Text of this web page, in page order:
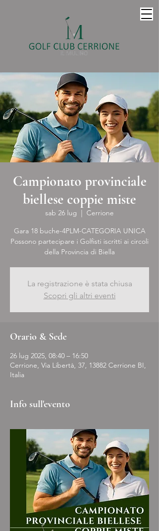
Campionato provinciale
biellese coppie miste
sab 26 lug
  |
Cerrione
Gara 18 buche-4PLM-CATEGORIA UNICA
Possono partecipare i Golfisti iscritti ai circoli
della Provincia di Biella
La registrazione è stata chiusa
Scopri gli altri eventi
Orario & Sede
26 lug 2025, 08:40 – 16:50
Cerrione, Via Libertà, 37, 13882 Cerrione BI,
Italia
Info sull'evento